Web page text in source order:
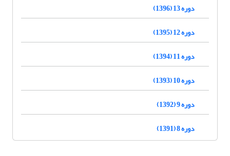
دوره 13 (1396)
دوره 12 (1395)
دوره 11 (1394)
دوره 10 (1393)
دوره 9 (1392)
دوره 8 (1391)